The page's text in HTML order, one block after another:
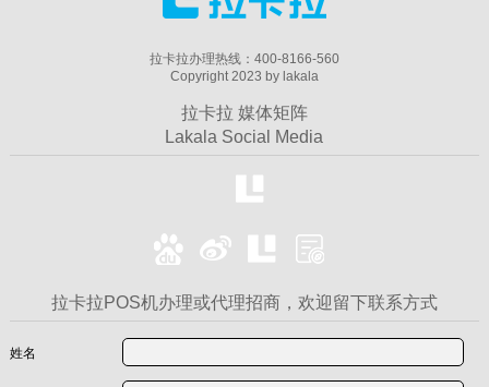
拉卡拉办理热线：400-8166-560
Copyright 2023 by lakala
拉卡拉 媒体矩阵
Lakala Social Media
拉卡拉POS机办理或代理招商，欢迎留下联系方式
姓名